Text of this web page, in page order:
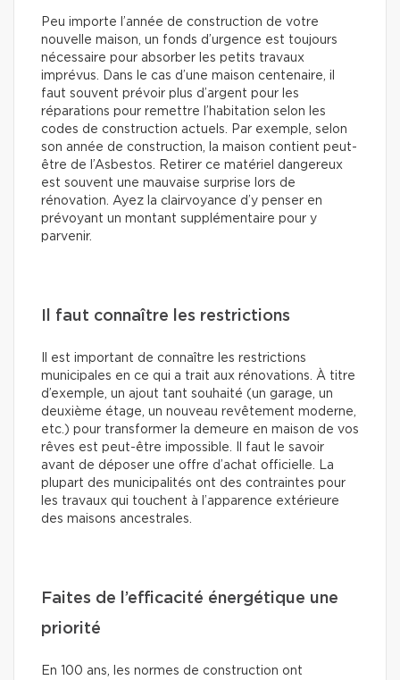
Peu importe l’année de construction de votre
nouvelle maison, un fonds d’urgence est toujours
nécessaire pour absorber les petits travaux
imprévus. Dans le cas d’une maison centenaire, il
faut souvent prévoir plus d’argent pour les
réparations pour remettre l’habitation selon les
codes de construction actuels. Par exemple, selon
son année de construction, la maison contient peut-
être de l’Asbestos. Retirer ce matériel dangereux
est souvent une mauvaise surprise lors de
rénovation. Ayez la clairvoyance d’y penser en
prévoyant un montant supplémentaire pour y
parvenir.
Il faut connaître les restrictions
Il est important de connaître les restrictions
municipales en ce qui a trait aux rénovations. À titre
d’exemple, un ajout tant souhaité (un garage, un
deuxième étage, un nouveau revêtement moderne,
etc.) pour transformer la demeure en maison de vos
rêves est peut-être impossible. Il faut le savoir
avant de déposer une offre d’achat officielle. La
plupart des municipalités ont des contraintes pour
les travaux qui touchent à l’apparence extérieure
des maisons ancestrales.
Faites de l’efficacité énergétique une
priorité
En 100 ans, les normes de construction ont